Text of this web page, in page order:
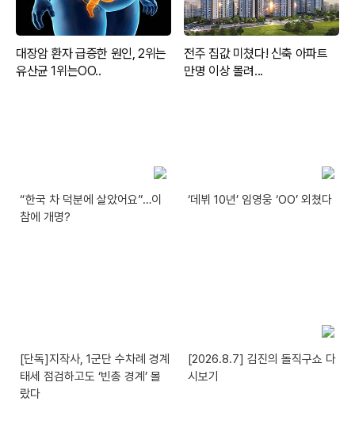
“한국 차 덕분에 살았어요”…이
참에 개명?
‘데뷔 10년’ 임영웅 ‘OO’ 외쳤다
[단독]지작사, 1군단 수차례 경계
태세 점검하고도 ‘빈총 경계’ 몰
랐다
[2026.8.7] 김진의 돌직구쇼 다
시보기